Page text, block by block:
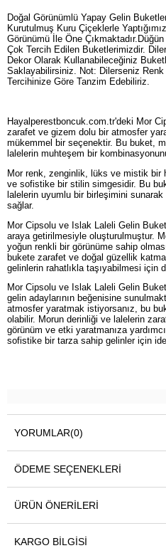
Doğal Görünümlü Yapay Gelin
Kurutulmuş Kuru Çiçeklerle
Görünümü İle Öne
Çok Tercih Edilen Buketlerimizdir.
Dekor Olarak Kullanabileceğiniz
Saklayabilirsiniz. Not: Dilerseniz
Tercihinize Göre Tanzim Edebiliriz.
Hayalperestboncuk.com.tr'deki Mor
zarafet ve gizem dolu bir atmosfer
mükemmel bir seçenektir. Bu buket,
lalelerin muhteşem bir
Mor renk, zenginlik, lüks ve mistik bir
ve sofistike bir stilin simgesidir. Bu
lalelerin uyumlu bir birleşimini
sağlar.
Mor Cipsolu ve Islak Laleli Gelin
araya getirilmesiyle oluşturulmuştur.
yoğun renkli bir görünüme sahip
bukete zarafet ve doğal güzellik
gelinlerin rahatlıkla taşıyabilmesi için
Mor Cipsolu ve Islak Laleli Gelin
gelin adaylarının beğenisine
atmosfer yaratmak istiyorsanız, bu
olabilir. Morun derinliği ve lalelerin
görünüm ve etki yaratmanıza
sofistike bir tarza sahip gelinler için
YORUMLAR(0)
ÖDEME SEÇENEKLERI
ÜRÜN ÖNERILERI
KARGO BILGISI